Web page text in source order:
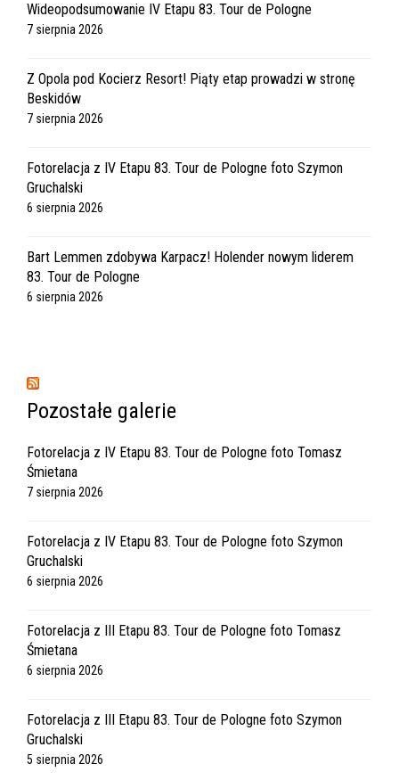
Wideopodsumowanie IV Etapu 83. Tour de Pologne
7 sierpnia 2026
Z Opola pod Kocierz Resort! Piąty etap prowadzi w stronę
Beskidów
7 sierpnia 2026
Fotorelacja z IV Etapu 83. Tour de Pologne foto Szymon
Gruchalski
6 sierpnia 2026
Bart Lemmen zdobywa Karpacz! Holender nowym liderem
83. Tour de Pologne
6 sierpnia 2026
Pozostałe galerie
Fotorelacja z IV Etapu 83. Tour de Pologne foto Tomasz
Śmietana
7 sierpnia 2026
Fotorelacja z IV Etapu 83. Tour de Pologne foto Szymon
Gruchalski
6 sierpnia 2026
Fotorelacja z III Etapu 83. Tour de Pologne foto Tomasz
Śmietana
6 sierpnia 2026
Fotorelacja z III Etapu 83. Tour de Pologne foto Szymon
Gruchalski
5 sierpnia 2026